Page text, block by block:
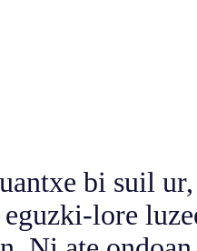
bi suil ur,
eguzki-lore